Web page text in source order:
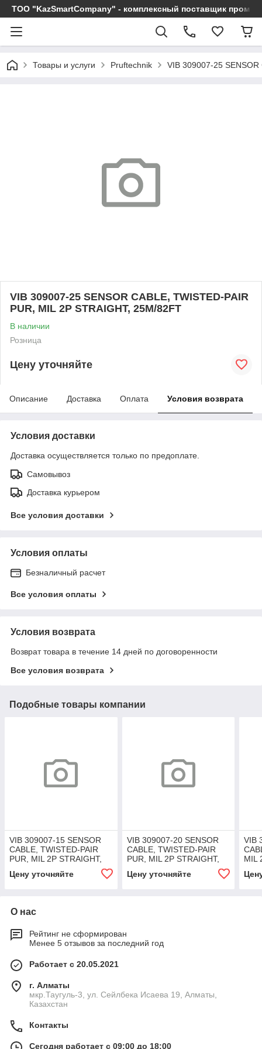
ТОО "KazSmartCompany" - комплексный поставщик
Товары и услуги Pruftechnik VIB 309007-25
VIB 309007-25 SENSOR CABLE, TWISTED-PAIR
PUR, MIL 2P STRAIGHT, 25M/82FT
В наличии
Розница
Цену уточняйте
Описание Доставка Оплата Условия возврата
Условия доставки
Доставка осуществляется только по предоплате.
Самовывоз
Доставка курьером
Все условия доставки
Условия оплаты
Безналичный расчет
Все условия оплаты
Условия возврата
Возврат товара в течение 14 дней по договоренности
Все условия возврата
Подобные товары компании
VIB 309007-15 SENSOR
CABLE, TWISTED-PAIR
PUR, MIL 2P STRAIGHT,
Цену уточняйте
VIB 309007-20 SENSOR
CABLE, TWISTED-PAIR
PUR, MIL 2P STRAIGHT,
Цену уточняйте
VIB
MIL
О нас
Рейтинг не сформирован
Менее 5 отзывов за последний год
Работает с 20.05.2021
г. Алматы
мкр.Таугуль-3, ул. Сейлбека Исаева 19, Алматы,
Казахстан
Контакты
Сегодня работает с 09:00 до 18:00